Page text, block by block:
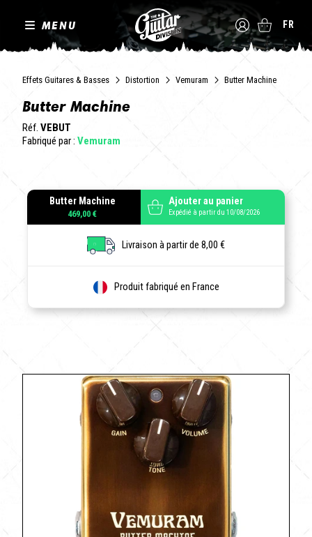
MENU FR
Effets Guitares & Basses Distortion Vemuram Butter Machine
Butter Machine
Réf. VEBUT
Fabriqué par : Vemuram
Butter Machine
469,00 €
Ajouter au panier
Expédié à partir du 10/08/2026
Livraison à partir de 8,00 €
Produit fabriqué en France